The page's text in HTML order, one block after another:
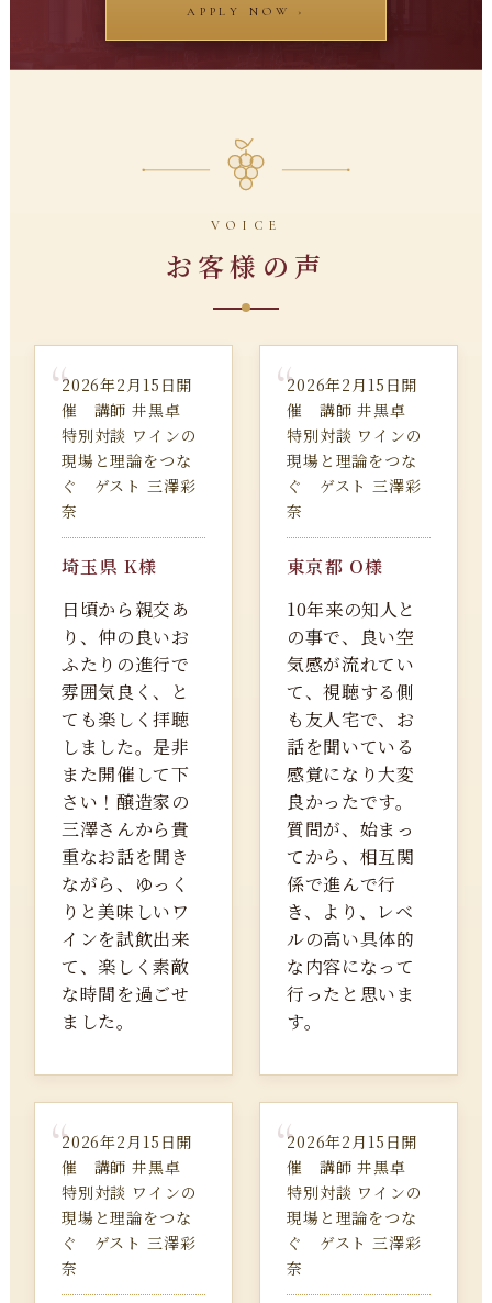
APPLY NOW ›
VOICE
お客様の声
2026年2月15日開
催 講師 井黒卓
特別対談 ワインの
現場と理論をつな
ぐ ゲスト 三澤彩
奈
埼玉県 K様
日頃から親交あ
り、仲の良いお
ふたりの進行で
雰囲気良く、と
ても楽しく拝聴
しました。是非
また開催して下
さい！醸造家の
三澤さんから貴
重なお話を聞き
ながら、ゆっく
りと美味しいワ
インを試飲出来
て、楽しく素敵
な時間を過ごせ
ました。
2026年2月15日開
催 講師 井黒卓
特別対談 ワインの
現場と理論をつな
ぐ ゲスト 三澤彩
奈
東京都 O様
10年来の知人と
の事で、良い空
気感が流れてい
て、視聴する側
も友人宅で、お
話を聞いている
感覚になり大変
良かったです。
質問が、始まっ
てから、相互関
係で進んで行
き、より、レベ
ルの高い具体的
な内容になって
行ったと思いま
す。
2026年2月15日開
催 講師 井黒卓
特別対談 ワインの
現場と理論をつな
ぐ ゲスト 三澤彩
奈
2026年2月15日開
催 講師 井黒卓
特別対談 ワインの
現場と理論をつな
ぐ ゲスト 三澤彩
奈